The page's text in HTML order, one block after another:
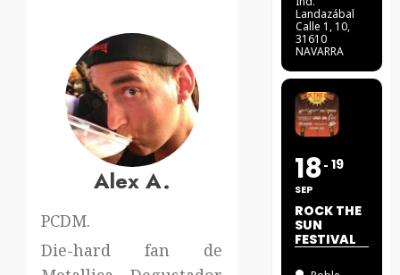
Alex A.
PCDM.
Die-hard fan de
Landazábal
Calle 1, 10,
31610
NAVARRA
18
SEP
19
ROCK THE
SUN
FESTIVAL